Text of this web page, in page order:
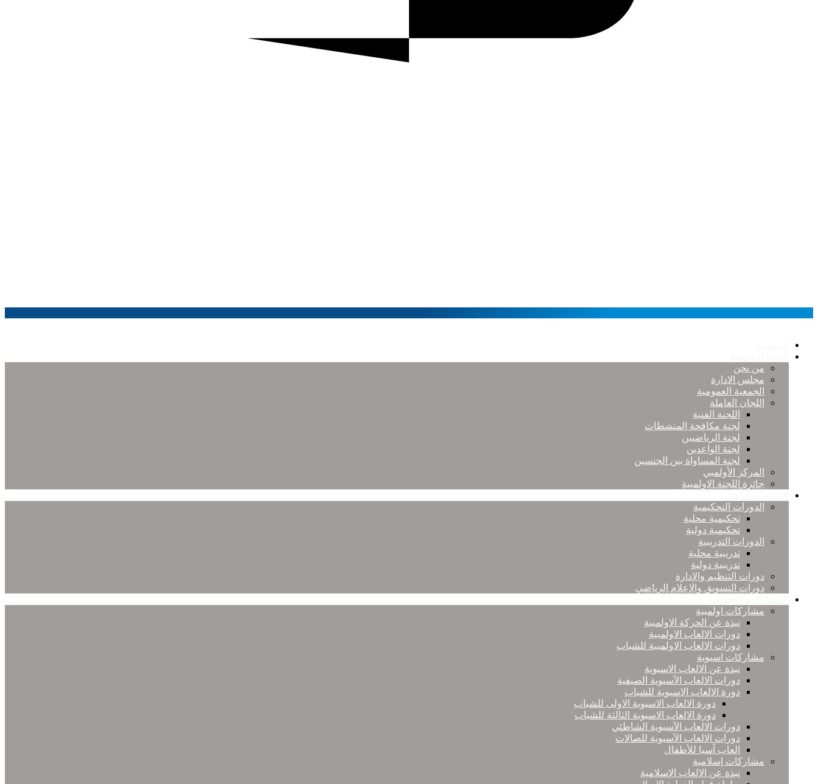
من نحن
مجلس الادارة
الجمعية العمومية
اللجان العاملة
اللجنة الفنية
لجنة مكافحة المنشطات
لجنة الرياضيين
لجنة الواعدين
لجنة المساواة بين الجنسين
المركز الأولمبي
جائزة اللجنة الاولمبية
الدورات التحكيمية
تحكيمية محلية
تحكيمية دولية
الدورات التدريبية
تدريبية محلية
تدريبية دولية
دورات التنظيم والإدارة
دورات التسويق والإعلام الرياضي
مشاركات اولمبية
نبذة عن الحركة الاولمبية
دورات الالعاب الاولمبية
دورات الالعاب الاولمبية للشباب
مشاركات اسيوية
نبذة عن الالعاب الاسيوية
دورات الالعاب الآسيوية الصيفية
دورة الالعاب الاسيوية للشباب
دورة الالعاب الاسيوية الاولى للشباب
دورة الالعاب الاسيوية الثالثة للشباب
دورات الالعاب الآسيوية الشاطئي
دورات الالعاب الآسيوية للصالات
العاب آسيا للأطفال
مشاركات إسلامية
نبذة عن الالعاب الإسلامية